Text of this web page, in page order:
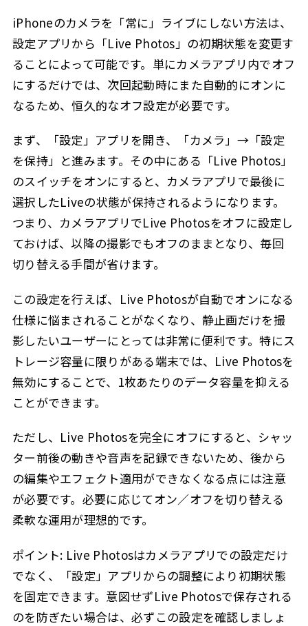
iPhoneのカメラを「常に」ライブにしない方法は、
設定アプリから「Live Photos」の初期状態を変更す
ることによって可能です。単にカメラアプリ内でオフ
にするだけでは、次回起動時にまた自動的にオンに
なるため、恒久的なオフ設定が必要です。
まず、「設定」アプリを開き、「カメラ」→「設定
を保持」と進みます。その中にある「Live Photos」
のスイッチをオンにすると、カメラアプリで最後に
選択したLiveの状態が保持されるようになります。
つまり、カメラアプリでLive Photosをオフに設定し
ておけば、以降の撮影でもオフのままとなり、毎回
切り替える手間が省けます。
この設定を行えば、Live Photosが自動でオンになる
仕様に悩まされることがなくなり、静止画だけを撮
影したいユーザーにとっては非常に便利です。特にス
トレージ容量に限りがある端末では、Live Photosを
無効にすることで、1枚あたりのデータ容量を抑える
ことができます。
ただし、Live Photosを完全にオフにすると、シャッ
ター前後の動きや音声を記録できないため、後から
の編集やエフェクト適用ができなくなる点には注意
が必要です。必要に応じてオン／オフを切り替える
柔軟な運用が理想的です。
ポイント: Live Photosはカメラアプリでの設定だけ
でなく、「設定」アプリからの調整により初期状態
を固定できます。意図せずLive Photosで保存される
のを防ぎたい場合は、必ずこの設定を確認しましょ